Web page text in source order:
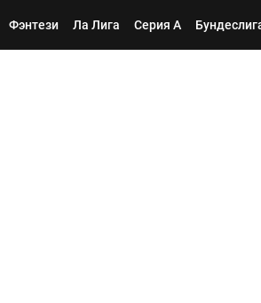
Фэнтези Ла Лига Серия А